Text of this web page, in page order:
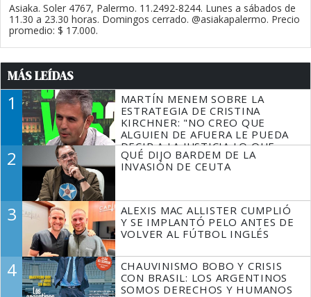
Asiaka. Soler 4767, Palermo. 11.2492-8244. Lunes a sábados de
11.30 a 23.30 horas. Domingos cerrado. @asiakapalermo. Precio
promedio: $ 17.000.
MÁS LEÍDAS
1
MARTÍN MENEM SOBRE LA
ESTRATEGIA DE CRISTINA
KIRCHNER: "NO CREO QUE
ALGUIEN DE AFUERA LE PUEDA
DECIR A LA JUSTICIA LO QUE
TIENE QUE HACER"
2
QUÉ DIJO BARDEM DE LA
INVASIÓN DE CEUTA
3
ALEXIS MAC ALLISTER CUMPLIÓ
Y SE IMPLANTÓ PELO ANTES DE
VOLVER AL FÚTBOL INGLÉS
4
CHAUVINISMO BOBO Y CRISIS
CON BRASIL: LOS ARGENTINOS
SOMOS DERECHOS Y HUMANOS